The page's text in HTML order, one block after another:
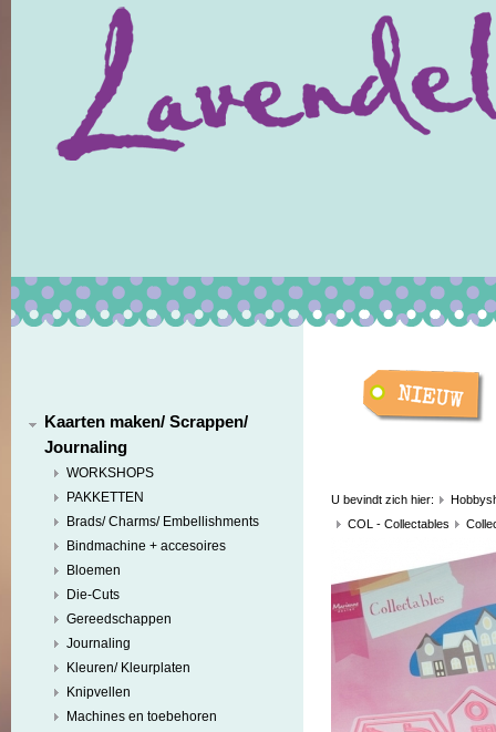
Kaarten maken/ Scrappen/
Journaling
WORKSHOPS
PAKKETTEN
Brads/ Charms/ Embellishments
Bindmachine + accesoires
Bloemen
Die-Cuts
Gereedschappen
Journaling
Kleuren/ Kleurplaten
Knipvellen
Machines en toebehoren
U bevindt zich hier:
COL - Collectables